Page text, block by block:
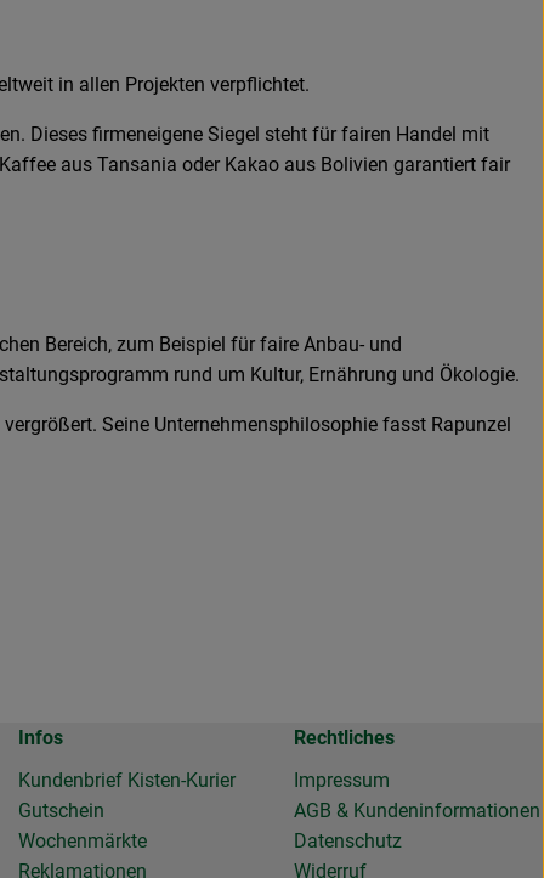
in allen Projekten verpflichtet.
Dieses firmeneigene Siegel steht für fairen Handel mit
aus Tansania oder Kakao aus Bolivien garantiert fair
Bereich, zum Beispiel für faire Anbau- und
rund um Kultur, Ernährung und Ökologie.
Seine Unternehmensphilosophie fasst Rapunzel
Infos
Kundenbrief Kisten-Kurier
Gutschein
Wochenmärkte
Reklamationen
Rechtliches
Impressum
AGB & Kundeninformationen
Datenschutz
Widerruf